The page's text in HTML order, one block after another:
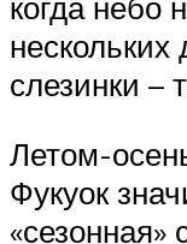
нескольких
слезинки –
Летом-
Фукуок
«сезонная»